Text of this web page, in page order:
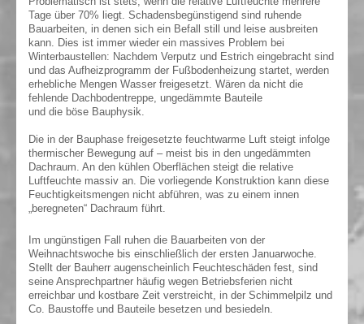
Tage über 70% liegt. Schadensbegünstigend sind ruhende
Bauarbeiten, in denen sich ein Befall still und leise ausbreiten
kann. Dies ist immer wieder ein massives Problem bei
Winterbaustellen: Nachdem Verputz und Estrich eingebracht sind
und das Aufheizprogramm der Fußbodenheizung startet, werden
erhebliche Mengen Wasser freigesetzt. Wären da nicht die
fehlende Dachbodentreppe, ungedämmte Bauteile
und die böse Bauphysik.
Die in der Bauphase freigesetzte feuchtwarme Luft steigt infolge
thermischer Bewegung auf – meist bis in den ungedämmten
Dachraum. An den kühlen Oberflächen steigt die relative
Luftfeuchte massiv an. Die vorliegende Konstruktion kann diese
Feuchtigkeitsmengen nicht abführen, was zu einem innen
„beregneten“ Dachraum führt.
Im ungünstigen Fall ruhen die Bauarbeiten von der
Weihnachtswoche bis einschließlich der ersten Januarwoche.
Stellt der Bauherr augenscheinlich Feuchteschäden fest, sind
seine Ansprechpartner häufig wegen Betriebsferien nicht
erreichbar und kostbare Zeit verstreicht, in der Schimmelpilz und
Co. Baustoffe und Bauteile besetzen und besiedeln.